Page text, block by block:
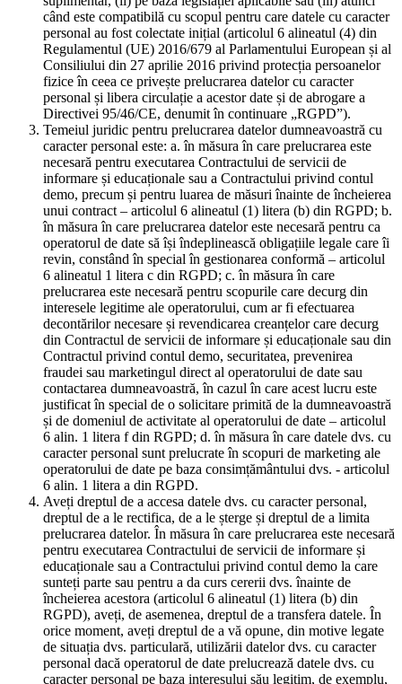
când este compatibilă cu scopul pentru care datele cu caracter
personal au fost colectate inițial (articolul 6 alineatul (4) din
Regulamentul (UE) 2016/679 al Parlamentului European și al
Consiliului din 27 aprilie 2016 privind protecția persoanelor
fizice în ceea ce privește prelucrarea datelor cu caracter
personal și libera circulație a acestor date și de abrogare a
Directivei 95/46/CE, denumit în continuare „RGPD”).
Temeiul juridic pentru prelucrarea datelor dumneavoastră cu
caracter personal este: a. în măsura în care prelucrarea este
necesară pentru executarea Contractului de servicii de
informare și educaționale sau a Contractului privind contul
demo, precum și pentru luarea de măsuri înainte de încheierea
unui contract – articolul 6 alineatul (1) litera (b) din RGPD; b.
în măsura în care prelucrarea datelor este necesară pentru ca
operatorul de date să își îndeplinească obligațiile legale care îi
revin, constând în special în gestionarea conformă – articolul
6 alineatul 1 litera c din RGPD; c. în măsura în care
prelucrarea este necesară pentru scopurile care decurg din
interesele legitime ale operatorului, cum ar fi efectuarea
decontărilor necesare și revendicarea creanțelor care decurg
din Contractul de servicii de informare și educaționale sau din
Contractul privind contul demo, securitatea, prevenirea
fraudei sau marketingul direct al operatorului de date sau
contactarea dumneavoastră, în cazul în care acest lucru este
justificat în special de o solicitare primită de la dumneavoastră
și de domeniul de activitate al operatorului de date – articolul
6 alin. 1 litera f din RGPD; d. în măsura în care datele dvs. cu
caracter personal sunt prelucrate în scopuri de marketing ale
operatorului de date pe baza consimțământului dvs. - articolul
6 alin. 1 litera a din RGPD.
Aveți dreptul de a accesa datele dvs. cu caracter personal,
dreptul de a le rectifica, de a le șterge și dreptul de a limita
prelucrarea datelor. În măsura în care prelucrarea este necesară
pentru executarea Contractului de servicii de informare și
educaționale sau a Contractului privind contul demo la care
sunteți parte sau pentru a da curs cererii dvs. înainte de
încheierea acestora (articolul 6 alineatul (1) litera (b) din
RGPD), aveți, de asemenea, dreptul de a transfera datele. În
orice moment, aveți dreptul de a vă opune, din motive legate
de situația dvs. particulară, utilizării datelor dvs. cu caracter
personal dacă operatorul de date prelucrează datele dvs. cu
caracter personal pe baza interesului său legitim, de exemplu,